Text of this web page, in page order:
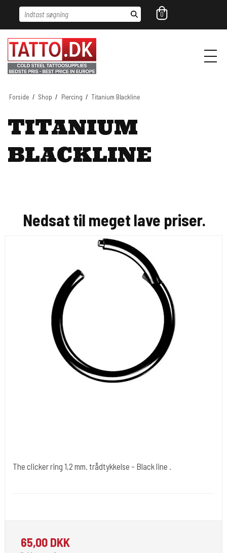
Indtast søgning 0
Forside / Shop / Piercing / Titanium Blackline
TITANIUM
BLACKLINE
Nedsat til meget lave priser.
The clicker ring 1,2 mm. trådtykkelse - Black line .
65,00 DKK